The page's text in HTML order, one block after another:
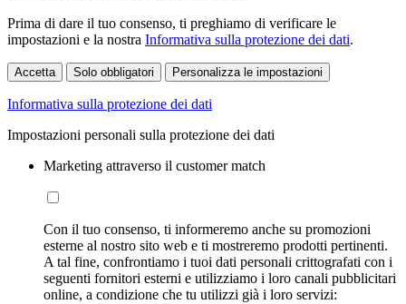
Prima di dare il tuo consenso, ti preghiamo di verificare le
impostazioni e la nostra Informativa sulla protezione dei dati.
Accetta Solo obbligatori Personalizza le impostazioni
Informativa sulla protezione dei dati
Impostazioni personali sulla protezione dei dati
Marketing attraverso il customer match
Con il tuo consenso, ti informeremo anche su promozioni
esterne al nostro sito web e ti mostreremo prodotti pertinenti.
A tal fine, confrontiamo i tuoi dati personali crittografati con i
seguenti fornitori esterni e utilizziamo i loro canali pubblicitari
online, a condizione che tu utilizzi già i loro servizi: